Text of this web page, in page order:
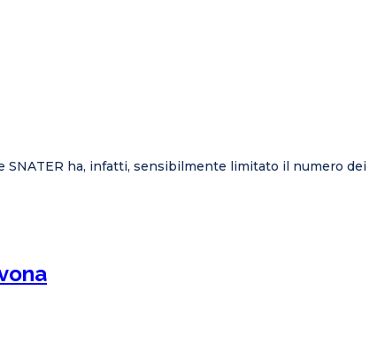
SNATER ha, infatti, sensibilmente limitato il numero dei